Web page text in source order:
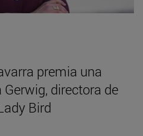
premia una
directora de
Bird